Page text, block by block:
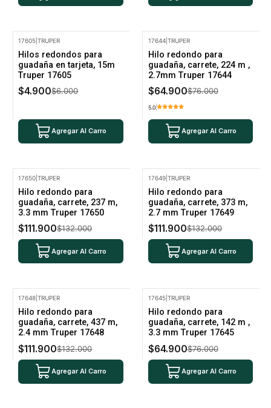
17605 |TRUPER
Hilos redondos para
guadaña en tarjeta, 15m
Truper 17605
$4.900$6.000
Agregar Al Carro
17644| TRUPER
Hilo redondo para
guadaña, carrete, 224 m ,
2.7mm Truper 17644
$64.900$76.000
5.0
Agregar Al Carro
17650 |TRUPER
Hilo redondo para
guadaña, carrete, 237 m,
3.3 mm Truper 17650
$111.900$132.000
Agregar Al Carro
17649| TRUPER
Hilo redondo para
guadaña, carrete, 373 m,
2.7 mm Truper 17649
$111.900$132.000
Agregar Al Carro
17648 |TRUPER
Hilo redondo para
guadaña, carrete, 437 m,
2.4 mm Truper 17648
$111.900$132.000
Agregar Al Carro
17645| TRUPER
Hilo redondo para
guadaña, carrete, 142 m ,
3.3 mm Truper 17645
$64.900$76.000
Agregar Al Carro